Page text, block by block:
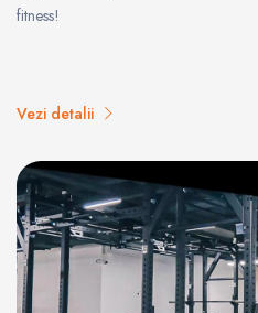
fitness!
Vezi detalii